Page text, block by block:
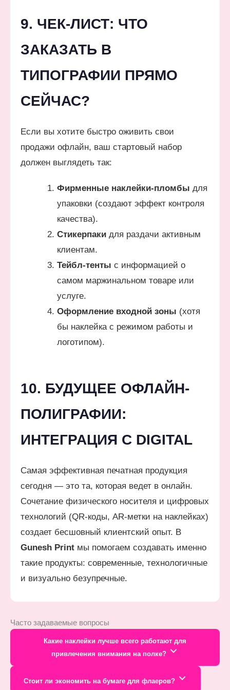
9. ЧЕК-ЛИСТ: ЧТО
ЗАКАЗАТЬ В
ТИПОГРАФИИ ПРЯМО
СЕЙЧАС?
Если вы хотите быстро оживить свои
продажи офлайн, ваш стартовый набор
должен выглядеть так:
Фирменные наклейки-пломбы для
упаковки (создают эффект контроля
качества).
Стикерпаки для раздачи активным
клиентам.
Тейбл-тенты с информацией о
самом маржинальном товаре или
услуге.
Оформление входной зоны (хотя
бы наклейка с режимом работы и
логотипом).
10. БУДУЩЕЕ ОФЛАЙН-
ПОЛИГРАФИИ:
ИНТЕГРАЦИЯ С DIGITAL
Самая эффективная печатная продукция
сегодня — это та, которая ведет в онлайн.
Сочетание физического носителя и цифровых
технологий (QR-коды, AR-метки на наклейках)
создает бесшовный клиентский опыт. В
Gunesh Print мы помогаем создавать именно
такие продукты: современные, технологичные
и визуально безупречные.
Часто задаваемые вопросы
Какие наклейки лучше всего работают для
привлечения внимания на полке?
Лучше всего работают фигурные (контурные) наклейки на
виниловой основе с ярким дизайном или использованием
Стоит ли экономить на бумаге для флаеров?